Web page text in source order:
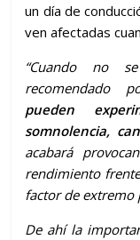
un día de
ven afectadas
“Cuando no
recomendado
pueden
somnolencia,
acabará
rendimiento
factor de extremo
De ahí la